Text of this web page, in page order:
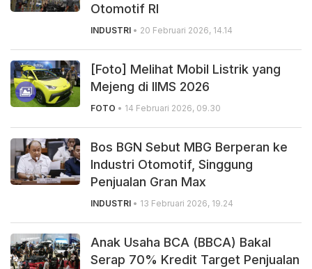
Otomotif RI
INDUSTRI • 20 Februari 2026, 14.14
[Foto] Melihat Mobil Listrik yang
Mejeng di IIMS 2026
FOTO • 14 Februari 2026, 09.30
Bos BGN Sebut MBG Berperan ke
Industri Otomotif, Singgung
Penjualan Gran Max
INDUSTRI • 13 Februari 2026, 19.24
Anak Usaha BCA (BBCA) Bakal
Serap 70% Kredit Target Penjualan